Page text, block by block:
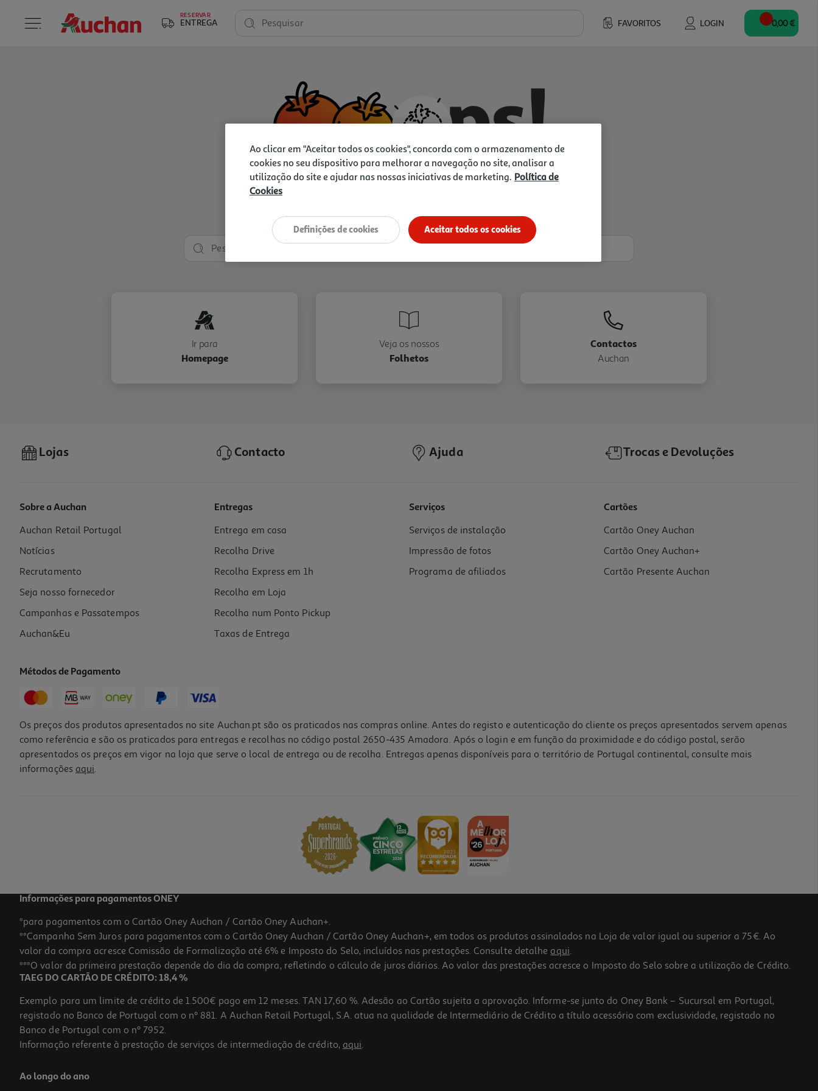
RESERVAR
ENTREGA FAVORITOS LOGIN
Pesquisar 0,00 €
Vamos tentar de novo?
Ir para
Homepage
Veja os nossos
Folhetos
Contactos
Auchan
Lojas Contacto Ajuda Trocas e Devoluções
Sobre a Auchan
Auchan Retail Portugal
Notícias
Recrutamento
Seja nosso fornecedor
Campanhas e Passatempos
Auchan&Eu
Entregas
Entrega em casa
Recolha Drive
Recolha Express em 1h
Recolha em Loja
Recolha num Ponto Pickup
Taxas de Entrega
Serviços
Serviços de instalação
Impressão de fotos
Programa de afiliados
Cartões
Cartão Oney Auchan
Cartão Oney Auchan+
Cartão Presente Auchan
Métodos de Pagamento
Os preços dos produtos apresentados no site Auchan.pt são os praticados nas compras online. Antes do registo e autenticação do cliente os preços apresentados servem apenas
como referência e são os praticados para entregas e recolhas no código postal 2650-435 Amadora. Após o login e em função da proximidade e do código postal, serão
apresentados os preços em vigor na loja que serve o local de entrega ou de recolha. Entregas apenas disponíveis para o território de Portugal continental, consulte mais
informações aqui.
Informações para pagamentos ONEY
*para pagamentos com o Cartão Oney Auchan / Cartão Oney Auchan+.
**Campanha Sem Juros para pagamentos com o Cartão Oney Auchan / Cartão Oney Auchan+, em todos os produtos assinalados na Loja de valor igual ou superior a 75€. Ao
valor da compra acresce Comissão de Formalização até 6% e Imposto do Selo, incluídos nas prestações. Consulte detalhe aqui.
***O valor da primeira prestação depende do dia da compra, refletindo o cálculo de juros diários. Ao valor das prestações acresce o Imposto do Selo sobre a utilização de Crédito.
TAEG DO CARTÃO DE CRÉDITO: 18,4 %
Exemplo para um limite de crédito de 1.500€ pago em 12 meses. TAN 17,60 %. Adesão ao Cartão sujeita a aprovação. Informe-se junto do Oney Bank – Sucursal em Portugal,
registado no Banco de Portugal com o nº 881. A Auchan Retail Portugal, S.A. atua na qualidade de Intermediário de Crédito a título acessório com exclusividade, registado no
Banco de Portugal com o nº 7952.
Informação referente à prestação de serviços de intermediação de crédito, aqui.
Ao longo do ano
Ao clicar em "Aceitar todos os cookies", concorda com o armazenamento de
cookies no seu dispositivo para melhorar a navegação no site, analisar a
utilização do site e ajudar nas nossas iniciativas de marketing. Política de
Cookies
Aceitar todos os cookies
Definições de cookies